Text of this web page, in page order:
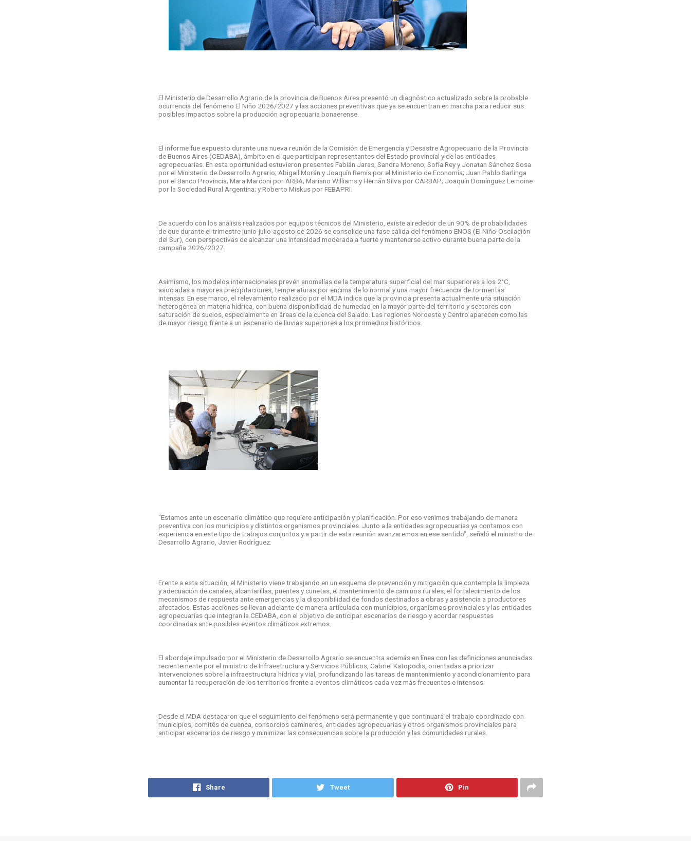
El Ministerio de Desarrollo Agrario de la provincia de Buenos Aires presentó un diagnóstico actualizado sobre la probable
ocurrencia del fenómeno El Niño 2026/2027 y las acciones preventivas que ya se encuentran en marcha para reducir sus
posibles impactos sobre la producción agropecuaria bonaerense.
El informe fue expuesto durante una nueva reunión de la Comisión de Emergencia y Desastre Agropecuario de la Provincia
de Buenos Aires (CEDABA), ámbito en el que participan representantes del Estado provincial y de las entidades
agropecuarias. En esta oportunidad estuvieron presentes Fabián Jaras, Sandra Moreno, Sofía Rey y Jonatan Sánchez Sosa
por el Ministerio de Desarrollo Agrario; Abigail Morán y Joaquín Remis por el Ministerio de Economía; Juan Pablo Sarlinga
por el Banco Provincia; Mara Marconi por ARBA; Mariano Williams y Hernán Silva por CARBAP; Joaquín Domínguez Lemoine
por la Sociedad Rural Argentina; y Roberto Miskus por FEBAPRI.
De acuerdo con los análisis realizados por equipos técnicos del Ministerio, existe alrededor de un 90% de probabilidades
de que durante el trimestre junio-julio-agosto de 2026 se consolide una fase cálida del fenómeno ENOS (El Niño-Oscilación
del Sur), con perspectivas de alcanzar una intensidad moderada a fuerte y mantenerse activo durante buena parte de la
campaña 2026/2027.
Asimismo, los modelos internacionales prevén anomalías de la temperatura superficial del mar superiores a los 2°C,
asociadas a mayores precipitaciones, temperaturas por encima de lo normal y una mayor frecuencia de tormentas
intensas. En ese marco, el relevamiento realizado por el MDA indica que la provincia presenta actualmente una situación
heterogénea en materia hídrica, con buena disponibilidad de humedad en la mayor parte del territorio y sectores con
saturación de suelos, especialmente en áreas de la cuenca del Salado. Las regiones Noroeste y Centro aparecen como las
de mayor riesgo frente a un escenario de lluvias superiores a los promedios históricos.
“Estamos ante un escenario climático que requiere anticipación y planificación. Por eso venimos trabajando de manera
preventiva con los municipios y distintos organismos provinciales. Junto a la entidades agropecuarias ya contamos con
experiencia en este tipo de trabajos conjuntos y a partir de esta reunión avanzaremos en ese sentido”, señaló el ministro de
Desarrollo Agrario, Javier Rodríguez.
Frente a esta situación, el Ministerio viene trabajando en un esquema de prevención y mitigación que contempla la limpieza
y adecuación de canales, alcantarillas, puentes y cunetas, el mantenimiento de caminos rurales, el fortalecimiento de los
mecanismos de respuesta ante emergencias y la disponibilidad de fondos destinados a obras y asistencia a productores
afectados. Estas acciones se llevan adelante de manera articulada con municipios, organismos provinciales y las entidades
agropecuarias que integran la CEDABA, con el objetivo de anticipar escenarios de riesgo y acordar respuestas
coordinadas ante posibles eventos climáticos extremos.
El abordaje impulsado por el Ministerio de Desarrollo Agrario se encuentra además en línea con las definiciones anunciadas
recientemente por el ministro de Infraestructura y Servicios Públicos, Gabriel Katopodis, orientadas a priorizar
intervenciones sobre la infraestructura hídrica y vial, profundizando las tareas de mantenimiento y acondicionamiento para
aumentar la recuperación de los territorios frente a eventos climáticos cada vez más frecuentes e intensos.
Desde el MDA destacaron que el seguimiento del fenómeno será permanente y que continuará el trabajo coordinado con
municipios, comités de cuenca, consorcios camineros, entidades agropecuarias y otros organismos provinciales para
anticipar escenarios de riesgo y minimizar las consecuencias sobre la producción y las comunidades rurales.
Share Tweet Pin